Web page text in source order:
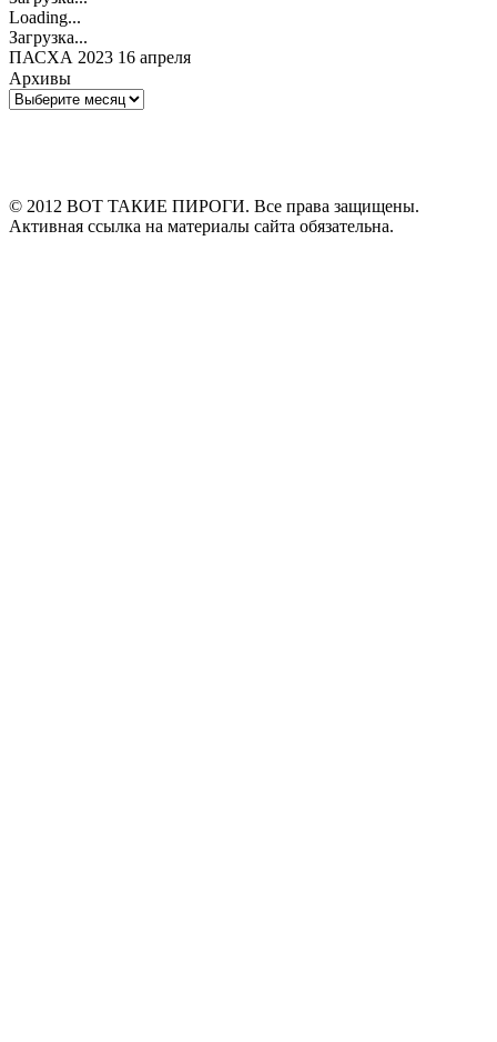
Loading...
Загрузка...
ПАСХА 2023 16 апреля
Архивы
Архивы
© 2012 ВОТ ТАКИЕ ПИРОГИ. Все права защищены.
Активная ссылка на материалы сайта обязательна.